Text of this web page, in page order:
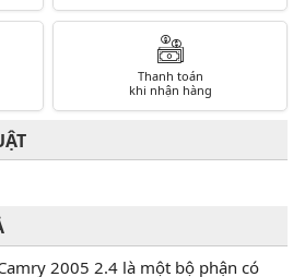
Thanh toán
khi nhận hàng
2005 2.4 là một bộ phận có